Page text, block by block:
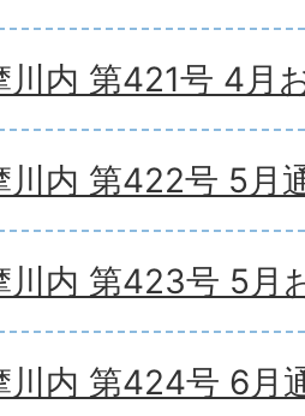
川内 第421号 4月
川内 第422号 5月
川内 第423号 5月
川内 第424号 6月